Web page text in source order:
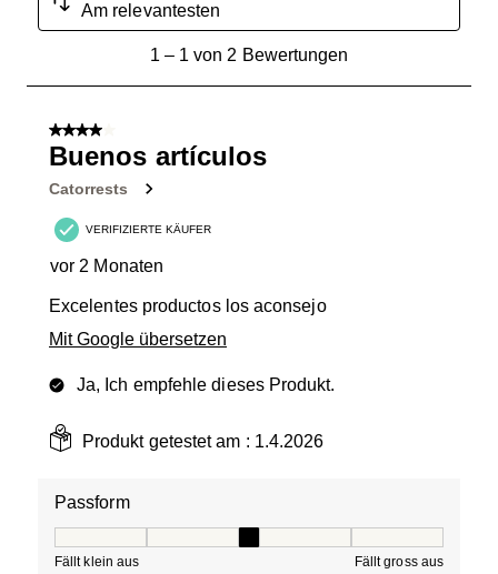
Am relevantesten
von
Bewertungen.
1– 1 von 2 Bewertungen
4 von 5 Sternen.
Buenos artículos
Catorrests
VERIFIZIERTE KÄUFER
vor 2 Monaten
Excelentes productos los aconsejo
Mit Google übersetzen
Ja, Ich empfehle dieses Produkt.
Produkt getestet am : 1.4.2026
Passform
Fällt klein aus Fällt gross aus